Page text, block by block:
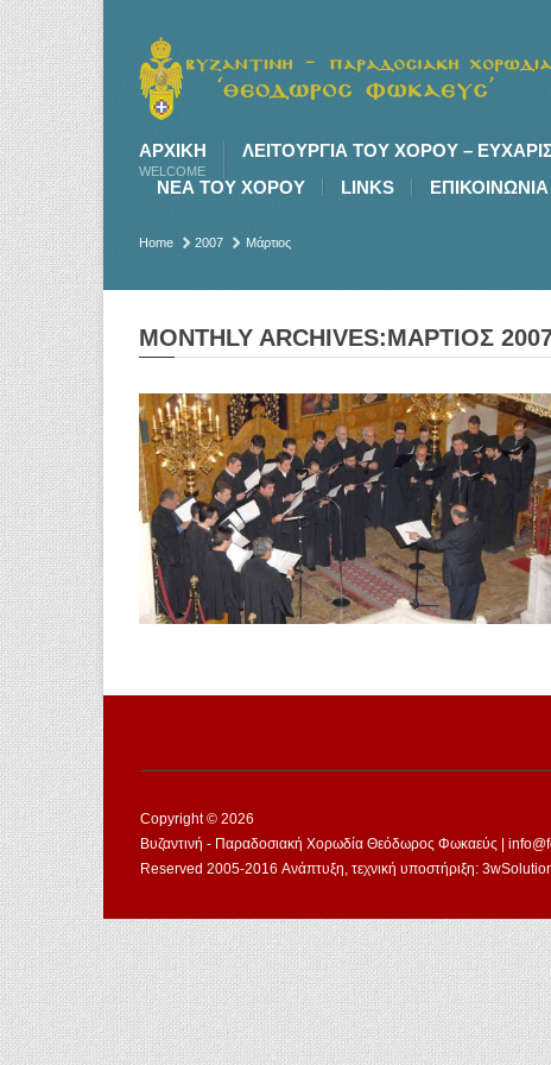
ΑΡΧΙΚΉ
WELCOME
ΛΕΙΤΟΥΡΓΙΑ ΤΟΥ ΧΟΡΟΥ –
ΝΕΑ ΤΟΥ ΧΟΡΟΥ
LINKS ΕΠΙΚΟΙΝΩΝΙΑ
Home 2007 Μάρτιος
MONTHLY ARCHIVES:ΜΆΡΤΙΟΣ
Copyright © 2026
Βυζαντινή - Παραδοσιακή Χορωδία Θεόδωρος Φωκαεύς |
Reserved 2005-2016 Ανάπτυξη, τεχνική υποστήριξη: